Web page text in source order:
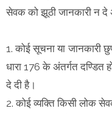
सेवक को झूठी जानकारी न दे
1. कोई सूचना या जानकारी
धारा 176 के अंतर्गत दण्डित
दे दी है।
2. कोई व्यक्ति किसी लोक